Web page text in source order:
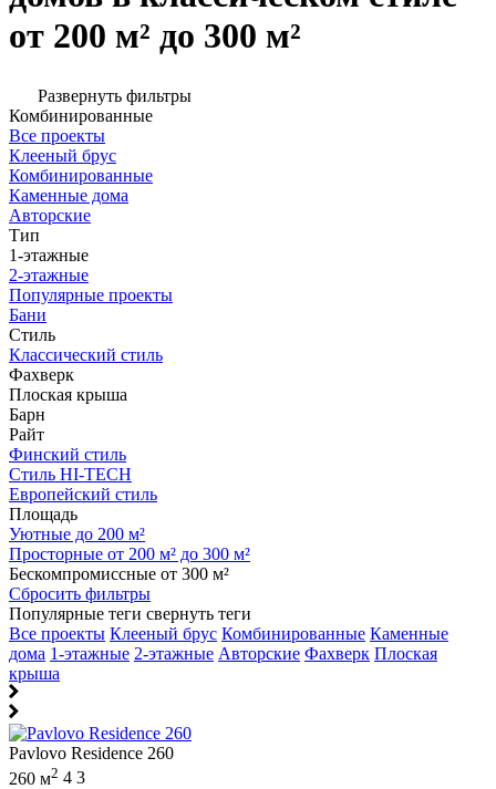
от 200 м² до 300 м²
Развернуть фильтры
Комбинированные
Все проекты
Клееный брус
Комбинированные
Каменные дома
Авторские
Тип
1-этажные
2-этажные
Популярные проекты
Бани
Стиль
Классический стиль
Фахверк
Плоская крыша
Барн
Райт
Финский стиль
Стиль HI-TECH
Европейский стиль
Площадь
Уютные до 200 м²
Просторные от 200 м² до 300 м²
Бескомпромиссные от 300 м²
Сбросить фильтры
Популярные теги свернуть теги
Все проекты Клееный брус Комбинированные Каменные
дома 1-этажные 2-этажные Авторские Фахверк Плоская
крыша
Pavlovo Residence 260
260 м2 4 3